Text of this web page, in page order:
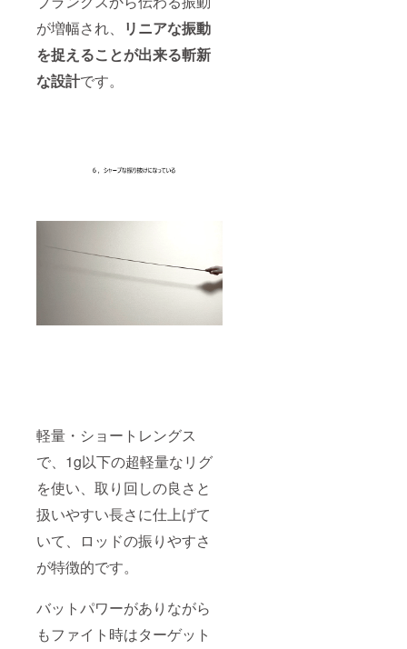
が増幅され、
リニアな振動
を捉えることが出来る斬新
な設計です。
軽量・ショートレングス
で、1g以下の超軽量なリグ
を使い、取り回しの良さと
扱いやすい長さに仕上げて
いて、ロッドの振りやすさ
が特徴的です。
バットパワーがありながら
もファイト時はターゲット